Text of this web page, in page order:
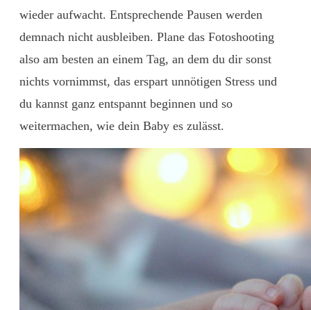
wieder aufwacht. Entsprechende Pausen werden
demnach nicht ausbleiben. Plane das Fotoshooting
also am besten an einem Tag, an dem du dir sonst
nichts vornimmst, das erspart unnötigen Stress und
du kannst ganz entspannt beginnen und so
weitermachen, wie dein Baby es zulässt.